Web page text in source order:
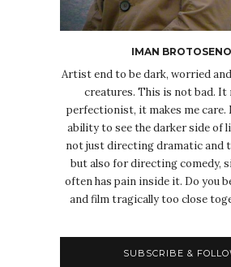
IMAN BROTOSENO
Artist end to be dark, worried
creatures. This is not bad. It
perfectionist, it makes me care.
ability to see the darker side of
not just directing dramatic and
but also for directing comedy,
often has pain inside it. Do you
and film tragically too close
SUBSCRIBE &